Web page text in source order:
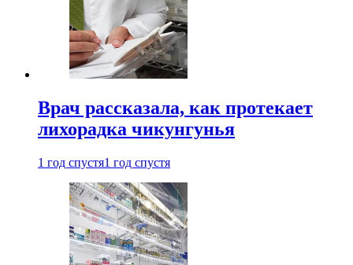
Врач рассказала, как протекает
лихорадка чикунгунья
1 год спустя1 год спустя